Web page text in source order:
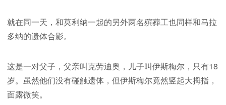
就在同一天，和莫利纳一起的另外两名殡葬工也同样和马拉
多纳的遗体合影。
这是一对父子，父亲叫克劳迪奥，儿子叫伊斯梅尔，只有18
岁。虽然他们没有碰触遗体，但伊斯梅尔竟然竖起大拇指，
面露微笑。